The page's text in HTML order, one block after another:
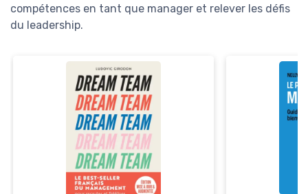
compétences en tant que manager et relever les défis
du leadership.